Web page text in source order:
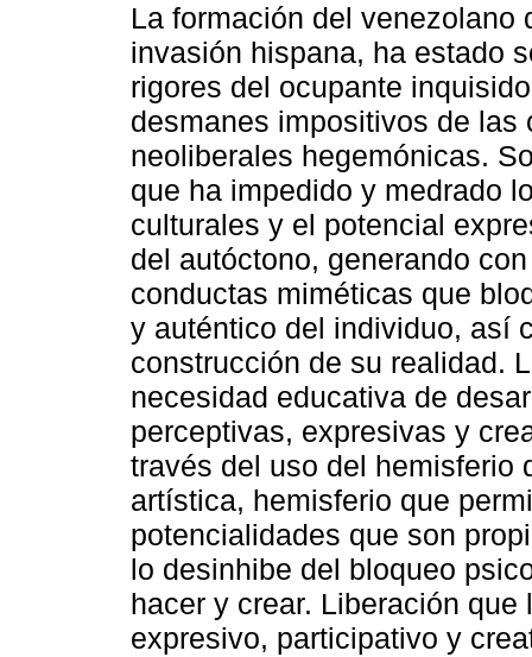
La formación del venezolano
invasión hispana, ha estado
rigores del ocupante
desmanes impositivos de las
neoliberales hegemónicas.
que ha impedido y medrado
culturales y el potencial
del autóctono, generando
conductas miméticas que
y auténtico del individuo, así
construcción de su realidad.
necesidad educativa de
perceptivas, expresivas y
través del uso del hemisferio
artística, hemisferio que
potencialidades que son
lo desinhibe del bloqueo
hacer y crear. Liberación
expresivo, participativo y